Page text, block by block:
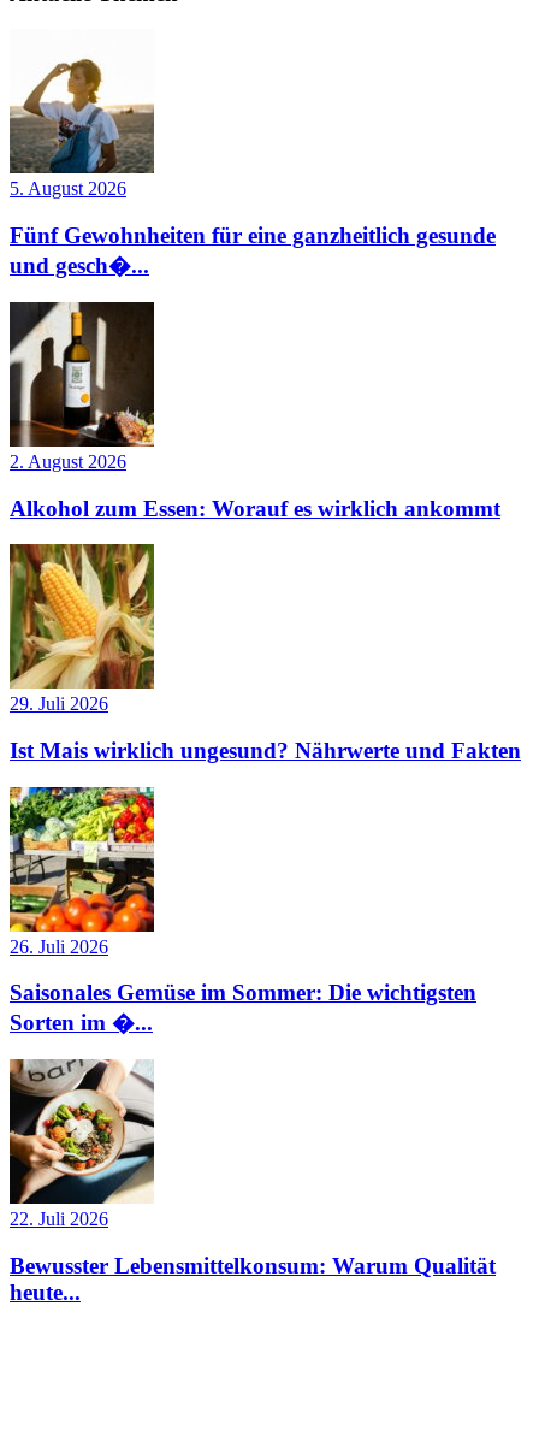
5. August 2026
Fünf Gewohnheiten für eine ganzheitlich gesunde
und gesch�...
2. August 2026
Alkohol zum Essen: Worauf es wirklich ankommt
29. Juli 2026
Ist Mais wirklich ungesund? Nährwerte und Fakten
26. Juli 2026
Saisonales Gemüse im Sommer: Die wichtigsten
Sorten im �...
22. Juli 2026
Bewusster Lebensmittelkonsum: Warum Qualität
heute...